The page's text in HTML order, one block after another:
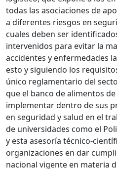
todas las asociaciones de
a diferentes riesgos en
cuales deben ser
intervenidos para evitar la
accidentes y enfermedades
esto y siguiendo los
único reglamentario del
que el banco de alimentos
implementar dentro de sus
en seguridad y salud en el
de universidades como el
y esta asesoría técnico-
organizaciones en dar
nacional vigente en materia